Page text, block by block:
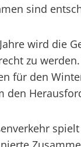
sind
wird die
zu
für den